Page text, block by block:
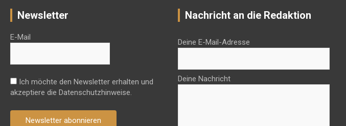
Newsletter
E-Mail
Ich möchte den Newsletter erhalten und
akzeptiere die Datenschutzhinweise.
Newsletter abonnieren
Nachricht an die Redaktion
Deine E-Mail-Adresse
Deine Nachricht